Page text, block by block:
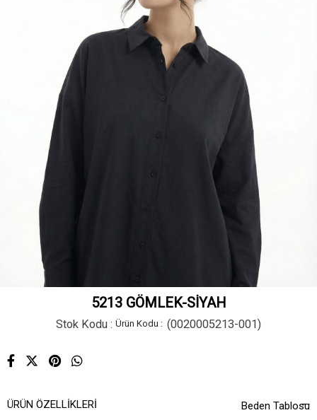
5213 GÖMLEK-SİYAH
Stok Kodu (0020005213-001)
Beden Tablosu
ÜRÜN ÖZELLIKLERI